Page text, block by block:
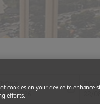
Abflug
booking-departure-date-aria-
08/2026
today
fc-
cookies on your device to enhance
efforts.